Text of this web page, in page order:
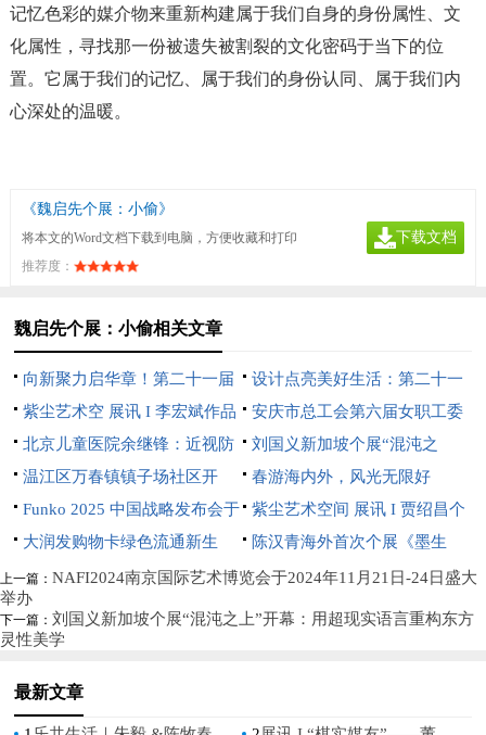
记忆色彩的媒介物来重新构建属于我们自身的身份属性、文
化属性，寻找那一份被遗失被割裂的文化密码于当下的位
置。它属于我们的记忆、属于我们的身份认同、属于我们内
心深处的温暖。
《魏启先个展：小偷》
将本文的Word文档下载到电脑，方便收藏和打印
推荐度：
下载文档
魏启先个展：小偷相关文章
向新聚力启华章！第二十一届
文博会中芬设计园分会场开幕
设计点亮美好生活：第二十一
届文博会中芬设计园分会场即将
开幕
紫尘艺术空 展讯 I 李宏斌作品
展【游心造境】
安庆市总工会第六届女职工委
员会 第一次全体会议在望江县
召开
北京儿童医院余继锋：近视防
控不是选择题，而是必答题
刘国义新加坡个展“混沌之
上”开幕：用超现实语言重构东
方灵性美学
温江区万春镇镇子场社区开
展“分类绿色低碳，共建地球家
园”垃圾分类宣传活动
春游海内外，风光无限好
Funko 2025 中国战略发布会于
深圳璀璨启航
紫尘艺术空间 展讯 I 贾绍昌个
展《花间术语》
大润发购物卡绿色流通新生
态：京卡收以规范化服务破解资
源浪费难题
陈汉青海外首次个展《墨生
长》亮相新加坡
上一篇： NAFI2024南京国际艺术博览会于2024年11月21日-24日盛大
举办
下一篇： 刘国义新加坡个展“混沌之上”开幕：用超现实语言重构东方
灵性美学
最新文章